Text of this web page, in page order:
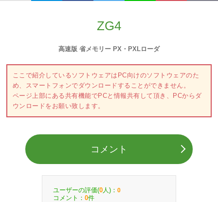
ZG4
高速版 省メモリー PX・PXLローダ
ここで紹介しているソフトウェアはPC向けのソフトウェアのた
め、スマートフォンでダウンロードすることができません。
ページ上部にある共有機能でPCと情報共有して頂き、PCからダ
ウンロードをお願い致します。
コメント
ユーザーの評価(0 人)： 0
コメント： 0件